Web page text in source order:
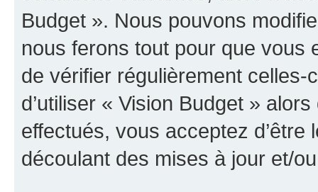
Budget ». Nous pouvons
nous ferons tout pour que vous
de vérifier régulièrement
d’utiliser « Vision Budget »
effectués, vous acceptez
découlant des mises à jour et/